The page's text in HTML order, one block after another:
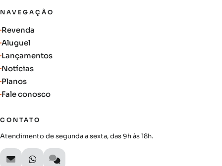
NAVEGAÇÃO
Revenda
Aluguel
Lançamentos
Notícias
Planos
Fale conosco
CONTATO
Atendimento de segunda a sexta, das 9h às 18h.